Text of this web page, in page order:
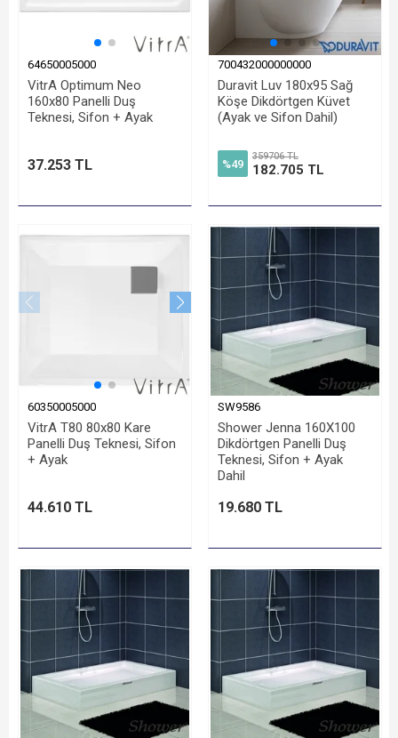
64650005000
VitrA Optimum Neo
160x80 Panelli Duş
Teknesi, Sifon + Ayak
37.253 TL
700432000000000
Duravit Luv 180x95 Sağ
Köşe Dikdörtgen Küvet
(Ayak ve Sifon Dahil)
%49
359706 TL
182.705 TL
60350005000
VitrA T80 80x80 Kare
Panelli Duş Teknesi, Sifon
+ Ayak
44.610 TL
SW9586
Shower Jenna 160X100
Dikdörtgen Panelli Duş
Teknesi, Sifon + Ayak
Dahil
19.680 TL